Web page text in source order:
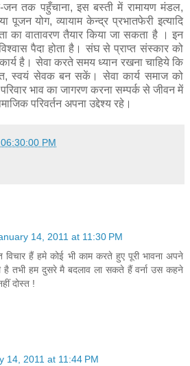
तक पहुँचाना, इस बस्ती में रामायण मंडल,
योग, व्यायाम केन्द्र प्रभातफेरी इत्यादि
का वातावरण तैयार किया जा सकता है । इन
पैदा होता है। संघ से प्राप्त संस्कार को
है। सेवा करते समय ध्यान रखना चाहिये कि
स्वयं सेवक बन सकें। सेवा कार्य समाज को
भाव का जागरण करना सम्पर्क से जीवन में
परिवर्तन अपना उद्देश्य रहे।
PM
14, 2011 at 11:30 PM
हैं हमे कोई भी काम करते हुए पूरी भावना अपने
है तभी हम दुसरे मै बदलाव ला सकते हैं वर्ना उस कहने
दोस्त !
14, 2011 at 11:44 PM